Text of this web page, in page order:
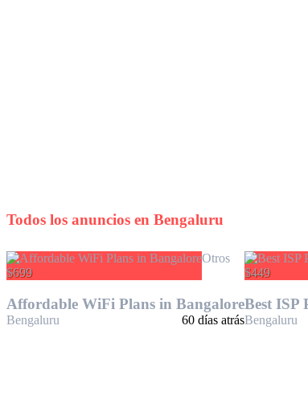
Todos los anuncios en Bengaluru
$699
Otros
Affordable WiFi Plans in Bangalore
Bengaluru 60 días atrás
$449
Best ISP
Bengaluru